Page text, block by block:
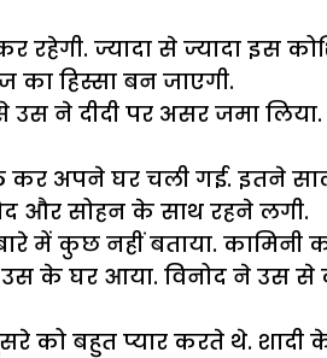
रहेगी. ज्यादा से ज्यादा इस
हिस्सा बन जाएगी.
ने दीदी पर असर जमा
अपने घर चली गई. इतने
और सोहन के साथ रहने लगी.
में कुछ नहीं बताया.
उस के घर आया. विनोद ने उस
को बहुत प्यार करते थे.